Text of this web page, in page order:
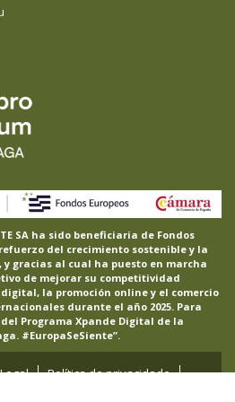
SA ha sido beneficiaria de Fondos
del crecimiento sostenible y la
y gracias al cual ha puesto en marcha
de mejorar su competitividad
la promoción online y el comercio
durante el año 2025. Para
Programa Xpande Digital de la
#EuropaSeSiente”.
Política de privacidade